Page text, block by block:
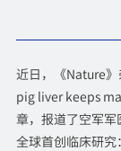
近日，《Nature
pig liver keeps
章，报道了空军
全球首创临床研究：